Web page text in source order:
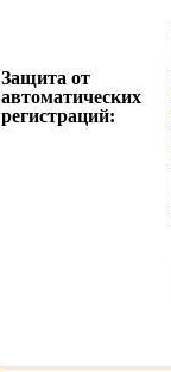
Защита от
автоматических
регистраций: